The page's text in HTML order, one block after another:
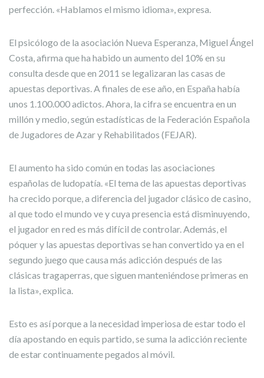
perfección. «Hablamos el mismo idioma», expresa.
El psicólogo de la asociación Nueva Esperanza, Miguel Ángel
Costa, afirma que ha habido un aumento del 10% en su
consulta desde que en 2011 se legalizaran las casas de
apuestas deportivas. A finales de ese año, en España había
unos 1.100.000 adictos. Ahora, la cifra se encuentra en un
millón y medio, según estadísticas de la Federación Española
de Jugadores de Azar y Rehabilitados (FEJAR).
El aumento ha sido común en todas las asociaciones
españolas de ludopatía. «El tema de las apuestas deportivas
ha crecido porque, a diferencia del jugador clásico de casino,
al que todo el mundo ve y cuya presencia está disminuyendo,
el jugador en red es más difícil de controlar. Además, el
póquer y las apuestas deportivas se han convertido ya en el
segundo juego que causa más adicción después de las
clásicas tragaperras, que siguen manteniéndose primeras en
la lista», explica.
Esto es así porque a la necesidad imperiosa de estar todo el
día apostando en equis partido, se suma la adicción reciente
de estar continuamente pegados al móvil.